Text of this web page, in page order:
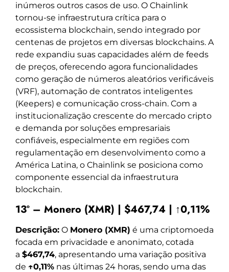
inúmeros outros casos de uso. O Chainlink
tornou-se infraestrutura crítica para o
ecossistema blockchain, sendo integrado por
centenas de projetos em diversas blockchains. A
rede expandiu suas capacidades além de feeds
de preços, oferecendo agora funcionalidades
como geração de números aleatórios verificáveis
(VRF), automação de contratos inteligentes
(Keepers) e comunicação cross-chain. Com a
institucionalização crescente do mercado cripto
e demanda por soluções empresariais
confiáveis, especialmente em regiões com
regulamentação em desenvolvimento como a
América Latina, o Chainlink se posiciona como
componente essencial da infraestrutura
blockchain.
13º – Monero (XMR) | $467,74 | ↑0,11%
Descrição: O Monero (XMR) é uma criptomoeda
focada em privacidade e anonimato, cotada
a $467,74, apresentando uma variação positiva
de ↑0,11% nas últimas 24 horas, sendo uma das